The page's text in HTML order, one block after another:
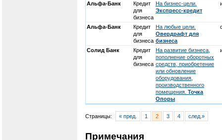
Альфа-Банк
Кредит
для
бизнеса
На бизнес-цели.
Экспресс-кредит
Альфа-Банк
Кредит
для
бизнеса
На любые цели.
Овердрафт для
бизнеса
Солид Банк
Кредит
для
бизнеса
На развитие бизнеса,
пополнение оборотных
средств, приобретение
или обновление
оборудования,
производственного
помещения. Точка
Опоры
Страницы: « пред. 1 2 3 4 след.»
Примечания